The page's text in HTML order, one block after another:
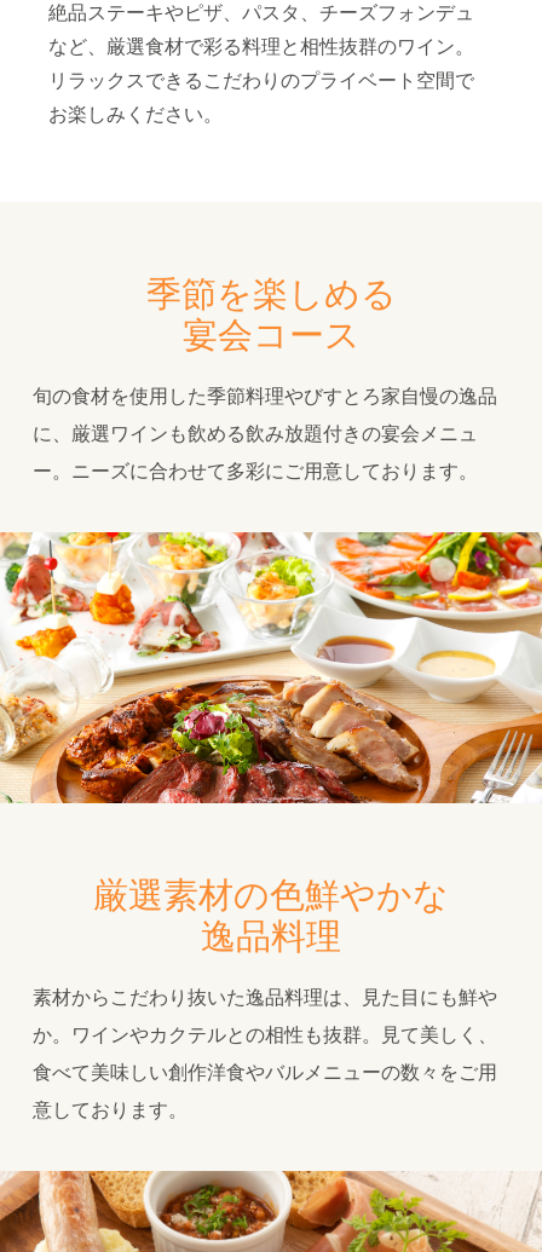
絶品ステーキやピザ、パスタ、チーズフォンデュ
など、厳選食材で彩る料理と相性抜群のワイン。
リラックスできるこだわりのプライベート空間で
お楽しみください。
季節を楽しめる
宴会コース
旬の食材を使用した季節料理やびすとろ家自慢の逸品
に、厳選ワインも飲める飲み放題付きの宴会メニュ
ー。ニーズに合わせて多彩にご用意しております。
厳選素材の色鮮やかな
逸品料理
素材からこだわり抜いた逸品料理は、見た目にも鮮や
か。ワインやカクテルとの相性も抜群。見て美しく、
食べて美味しい創作洋食やバルメニューの数々をご用
意しております。